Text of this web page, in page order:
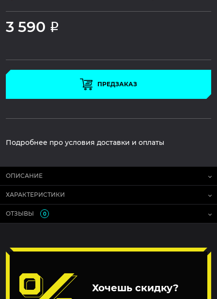
3 590 Р
ПРЕДЗАКАЗ
Подробнее про условия доставки и оплаты
ОПИСАНИЕ
ХАРАКТЕРИСТИКИ
ОТЗЫВЫ 0
Хочешь скидку?